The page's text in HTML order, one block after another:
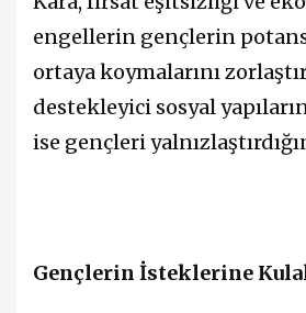
engellerin gençlerin
ortaya koymalarını
destekleyici sosyal
ise gençleri
Gençlerin İsteklerine